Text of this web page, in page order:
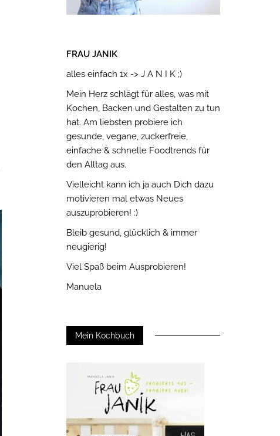
FRAU JANIK
alles einfach 1x -> J A N I K ;)
Mein Herz schlägt für alles, was mit
Kochen, Backen und Gestalten zu tun
hat. Am liebsten probiere ich
gesunde, vegane, zuckerfreie,
einfache & schnelle Foodtrends für
den Alltag aus.
Vielleicht kann ich ja auch Dich dazu
motivieren mal etwas Neues
auszuprobieren! :)
Bleib gesund, glücklich & immer
neugierig!
Viel Spaß beim Ausprobieren!
Manuela
Mein Kochbuch